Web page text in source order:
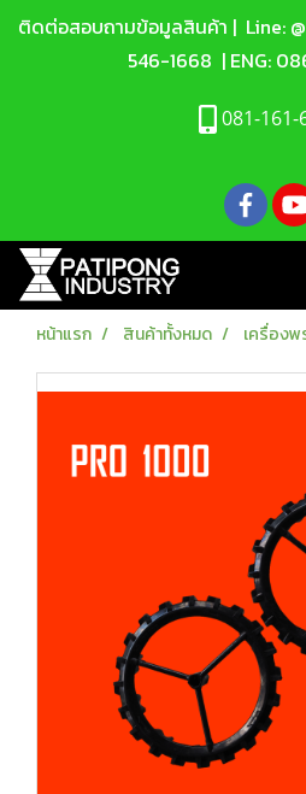
ติดต่อสอบถามข้อมูลสินค้า | Line:
546-1668 | ENG:
081-161-
หน้าแรก สินค้าทั้งหมด เครื่อง